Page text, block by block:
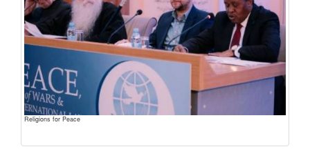
Religions for Peace